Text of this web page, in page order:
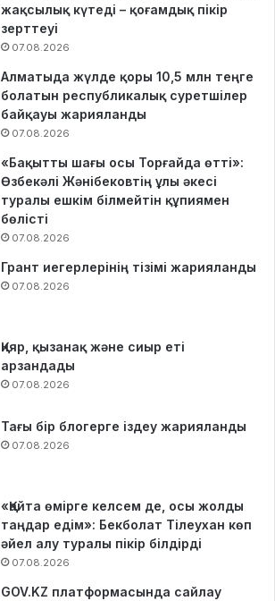
жақсылық күтеді – қоғамдық пікір
зерттеуі
07.08.2026
Алматыда жүлде қоры 10,5 млн теңге
болатын республикалық суретшілер
байқауы жарияланды
07.08.2026
«Бақытты шағы осы Торғайда өтті»:
Өзбекәлі Жәнібековтің ұлы әкесі
туралы ешкім білмейтін құпиямен
бөлісті
07.08.2026
Грант иегерлерінің тізімі жарияланды
07.08.2026
Қияр, қызанақ және сиыр еті
арзандады
07.08.2026
Тағы бір блогерге іздеу жарияланды
07.08.2026
«Қайта өмірге келсем де, осы жолды
таңдар едім»: Бекболат Тілеухан көп
әйел алу туралы пікір білдірді
07.08.2026
GOV.KZ платформасында сайлау